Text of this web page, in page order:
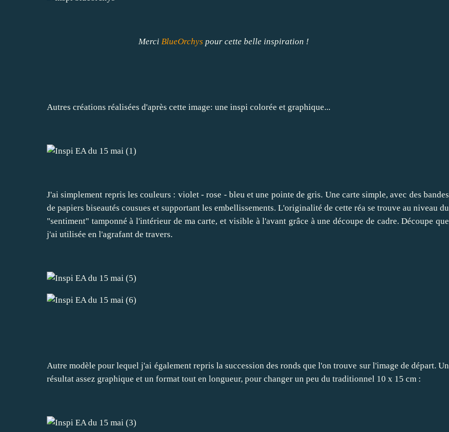
Merci BlueOrchys pour cette belle inspiration !
Autres créations réalisées d'après cette image: une inspi colorée et graphique...
J'ai simplement repris les couleurs : violet - rose - bleu et une pointe de gris. Une carte simple, avec des bandes
de papiers biseautés cousues et supportant les embellissements. L'originalité de cette réa se trouve au niveau du
"sentiment" tamponné à l'intérieur de ma carte, et visible à l'avant grâce à une découpe de cadre. Découpe que
j'ai utilisée en l'agrafant de travers.
Autre modèle pour lequel j'ai également repris la succession des ronds que l'on trouve sur l'image de départ. Un
résultat assez graphique et un format tout en longueur, pour changer un peu du traditionnel 10 x 15 cm :